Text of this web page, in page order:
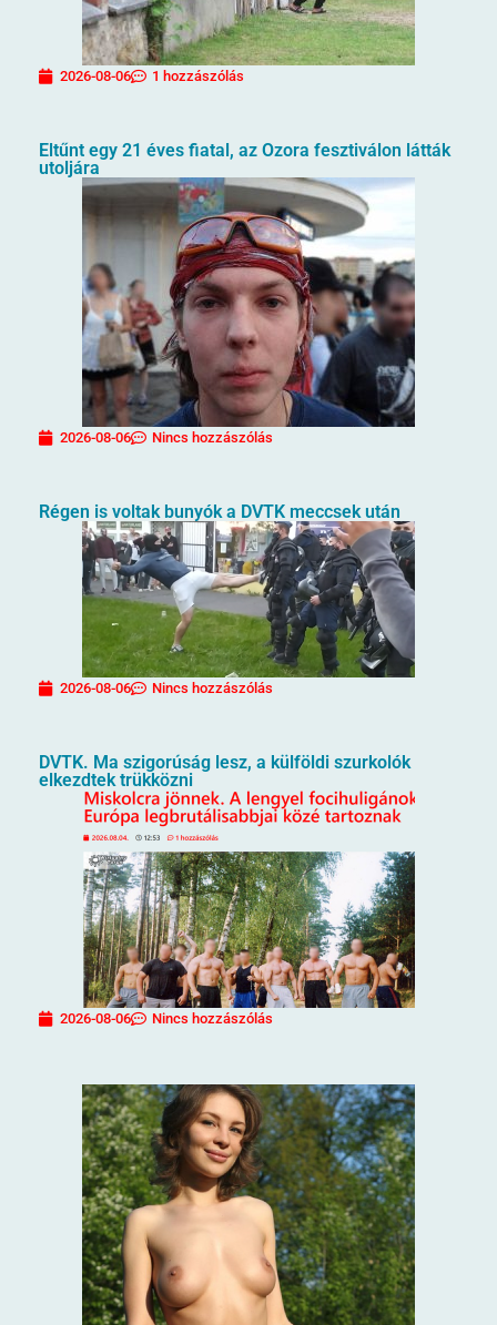
2026-08-06 1 hozzászólás
Eltűnt egy 21 éves fiatal, az Ozora fesztiválon látták
utoljára
2026-08-06 Nincs hozzászólás
Régen is voltak bunyók a DVTK meccsek után
2026-08-06 Nincs hozzászólás
DVTK. Ma szigorúság lesz, a külföldi szurkolók
elkezdtek trükközni
2026-08-06 Nincs hozzászólás